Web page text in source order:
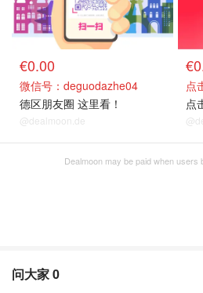
€0.00
微信号：deguodazhe04
德区朋友圈 这里看！
@dealmoon.de
点
点
Dealmoon may be paid when users
问大家0